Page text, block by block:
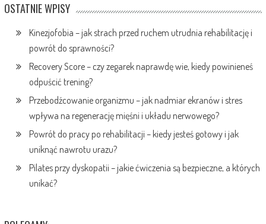
OSTATNIE WPISY
Kinezjofobia – jak strach przed ruchem utrudnia rehabilitację i
powrót do sprawności?
Recovery Score – czy zegarek naprawdę wie, kiedy powinieneś
odpuścić trening?
Przebodźcowanie organizmu – jak nadmiar ekranów i stres
wpływa na regenerację mięśni i układu nerwowego?
Powrót do pracy po rehabilitacji – kiedy jesteś gotowy i jak
uniknąć nawrotu urazu?
Pilates przy dyskopatii – jakie ćwiczenia są bezpieczne, a których
unikać?